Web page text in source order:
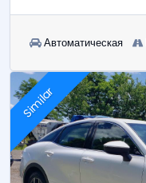
Автоматическая
Similar